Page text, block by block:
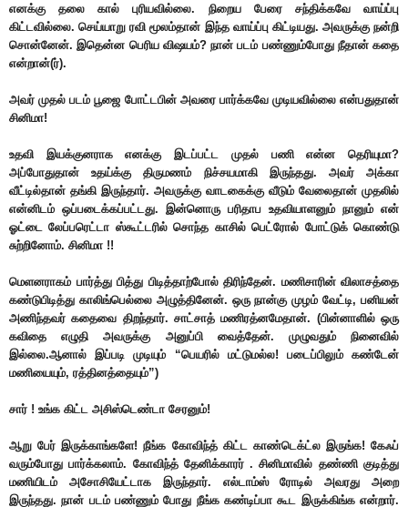
எனக்கு தலை கால் புரியவில்லை. நிறைய பேரை சந்திக்கவே வாய்ப்பு
கிட்டவில்லை. செய்யாறு ரவி மூலம்தான் இந்த வாய்ப்பு கிட்டியது. அவருக்கு நன்றி
சொன்னேன். இதென்ன பெரிய விஷயம்? நான் படம் பண்ணும்போது நீதான் கதை
என்றான்(ர்).
அவர் முதல் படம் பூஜை போட்டபின் அவரை பார்க்கவே முடியவில்லை என்பதுதான்
சினிமா!
உதவி இயக்குனராக எனக்கு இடப்பட்ட முதல் பணி என்ன தெரியுமா?
அப்போதுதான் உதய்க்கு திருமணம் நிச்சயமாகி இருந்தது. அவர் அக்கா
வீட்டில்தான் தங்கி இருந்தார். அவருக்கு வாடகைக்கு வீடும் வேலைதான் முதலில்
என்னிடம் ஒப்படைக்கப்பட்டது. இன்னொரு பரிதாப உதவியாளனும் நானும் என்
ஓட்டை லேப்பரெட்டா ஸ்கூட்டரில் சொந்த காசில் பெட்ரோல் போட்டுக் கொண்டு
சுற்றினோம். சினிமா !!
மெளனராகம் பார்த்து பித்து பிடித்தாற்போல் திரிந்தேன். மணிசாரின் விலாசத்தை
கண்டுபிடித்து காலிங்பெல்லை அழுத்தினேன். ஒரு நான்கு முழம் வேட்டி, பனியன்
அணிந்தவர் கதைவை திறந்தார். சாட்சாத் மணிரத்னமேதான். (பின்னாளில் ஒரு
கவிதை எழுதி அவருக்கு அனுப்பி வைத்தேன். முழுவதும் நினைவில்
இல்லை.ஆனால் இப்படி முடியும் “பெயரில் மட்டுமல்ல! படைப்பிலும் கண்டேன்
மணியையும், ரத்தினத்தையும்”)
சார் ! உங்க கிட்ட அசிஸ்டெண்டா சேரனும்!
ஆறு பேர் இருக்காங்களே! நீங்க கோவிந்த் கிட்ட காண்டெக்ட்ல இருங்க! கேஃப்
வரும்போது பார்க்கலாம். கோவிந்த் தேனிக்காரர் . சினிமாவில் தண்ணி குடித்து
மணியிடம் அசோசியேட்டாக இருந்தார். எல்டாம்ஸ் ரோடில் அவரது அறை
இருந்தது. நான் படம் பண்ணும் போது நீங்க கண்டிப்பா கூட இருக்கிங்க என்றார்.